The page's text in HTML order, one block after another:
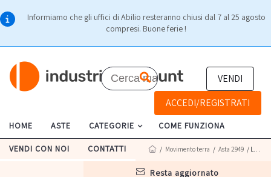
Informiamo che gli uffici di Abilio resteranno chiusi dal 7 al 25 agosto
compresi. Buone ferie !
VENDI
ACCEDI/REGISTRATI
HOME ASTE CATEGORIE COME FUNZIONA
VENDI CON NOI CONTATTI
resta aggiornato
/ Movimento terra / Asta 2949 / Lotto 33